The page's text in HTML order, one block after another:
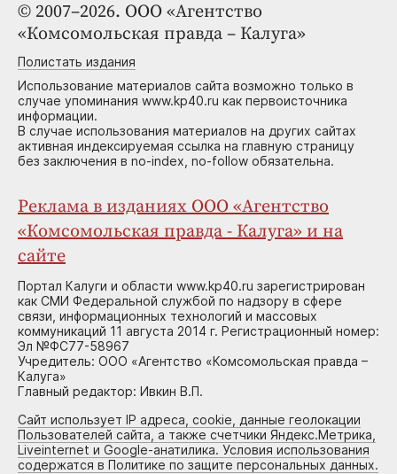
© 2007–2026. ООО «Агентство
«Комсомольская правда – Калуга»
Полистать издания
Использование материалов сайта возможно только в
случае упоминания www.kp40.ru как первоисточника
информации.
В случае использования материалов на других сайтах
активная индексируемая ссылка на главную страницу
без заключения в no-index, no-follow обязательна.
Реклама в изданиях ООО «Агентство
«Комсомольская правда - Калуга» и на
сайте
Портал Калуги и области www.kp40.ru зарегистрирован
как СМИ Федеральной службой по надзору в сфере
связи, информационных технологий и массовых
коммуникаций 11 августа 2014 г. Регистрационный номер:
Эл №ФС77-58967
Учредитель: ООО «Агентство «Комсомольская правда –
Калуга»
Главный редактор: Ивкин В.П.
Сайт использует IP адреса, cookie, данные геолокации
Пользователей сайта, а также счетчики Яндекс.Метрика,
Liveinternet и Google-анатилика. Условия использования
содержатся в Политике по защите персональных данных.